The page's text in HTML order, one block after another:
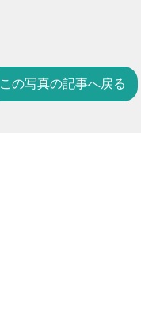
この写真の記事へ戻る